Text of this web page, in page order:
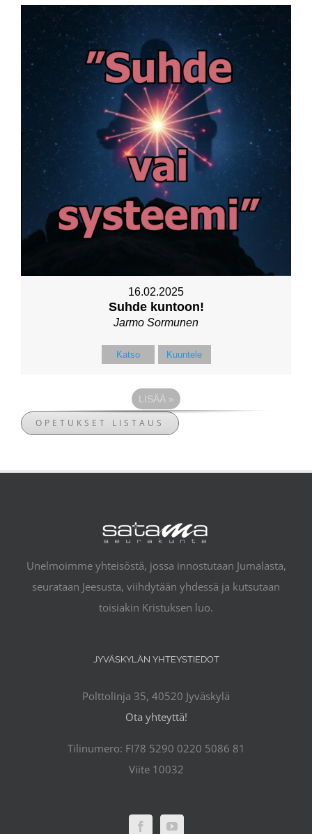
16.02.2025
Suhde kuntoon!
Jarmo Sormunen
Katso Kuuntele
LISÄÄ »
OPETUKSET LISTAUS
Unelmoimme yhteisöstä, jossa innostutaan Jumalasta,
seurataan Jeesusta, viihdytään yhdessä ja kutsutaan
toisiakin Kristuksen luo.
JYVÄSKYLÄN YHTEYSTIEDOT
Polttolinja 35, 40520 Jyväskylä
Ota yhteyttä!
Tilinumero: FI78 5290 0220 5086 81
Viite 10032